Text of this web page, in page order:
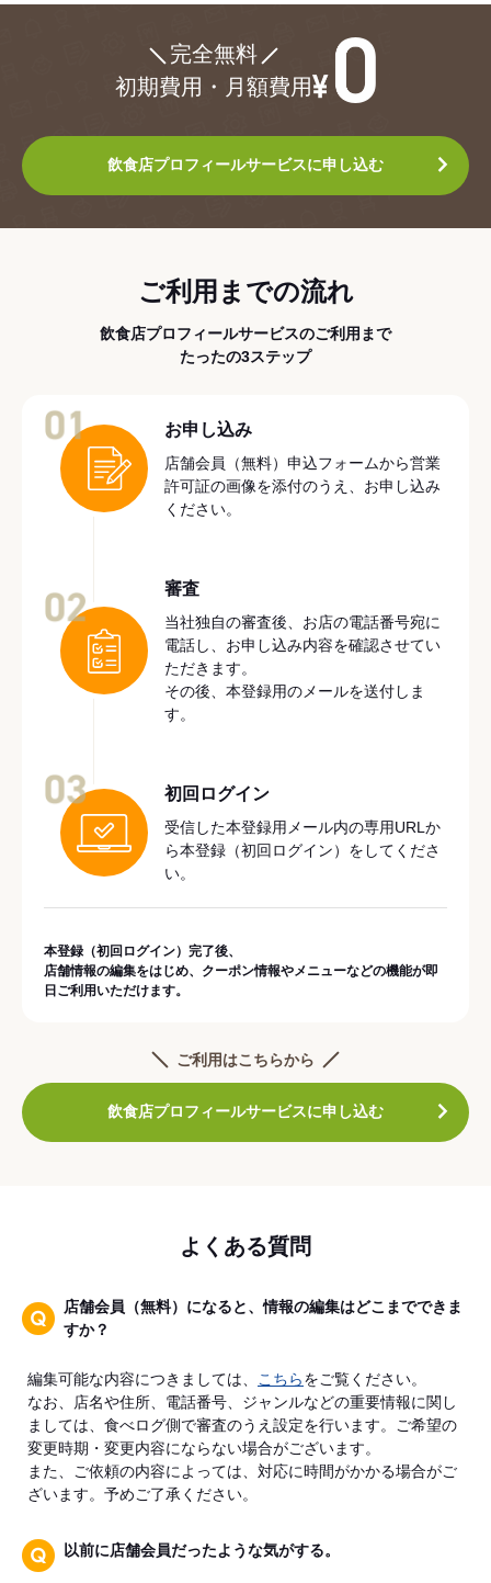
完全無料
初期費用・月額費用
飲食店プロフィールサービスに申し込む
ご利用までの流れ
飲食店プロフィールサービスのご利用まで
たったの3ステップ
お申し込み
店舗会員（無料）申込フォームから営業
許可証の画像を添付のうえ、お申し込み
ください。
審査
当社独自の審査後、お店の電話番号宛に
電話し、お申し込み内容を確認させてい
ただきます。
その後、本登録用のメールを送付しま
す。
初回ログイン
受信した本登録用メール内の専用URLか
ら本登録（初回ログイン）をしてくださ
い。
本登録（初回ログイン）完了後、
店舗情報の編集をはじめ、クーポン情報やメニューなどの機能が即
日ご利用いただけます。
ご利用はこちらから
飲食店プロフィールサービスに申し込む
よくある質問
店舗会員（無料）になると、情報の編集はどこまでできま
すか？
編集可能な内容につきましては、 こちらをご覧ください。
なお、店名や住所、電話番号、ジャンルなどの重要情報に関し
ましては、食べログ側で審査のうえ設定を行います。ご希望の
変更時期・変更内容にならない場合がございます。
また、ご依頼の内容によっては、対応に時間がかかる場合がご
ざいます。予めご了承ください。
以前に店舗会員だったような気がする。